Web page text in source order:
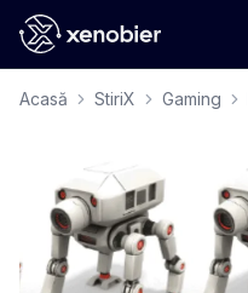
Acasă StiriX Gaming